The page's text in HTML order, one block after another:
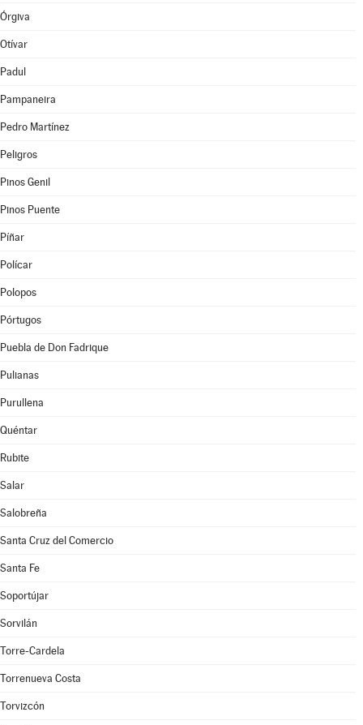
Órgiva
Otívar
Padul
Pampaneira
Pedro Martínez
Peligros
Pinos Genil
Pinos Puente
Píñar
Polícar
Polopos
Pórtugos
Puebla de Don Fadrique
Pulianas
Purullena
Quéntar
Rubite
Salar
Salobreña
Santa Cruz del Comercio
Santa Fe
Soportújar
Sorvilán
Torre-Cardela
Torrenueva Costa
Torvizcón